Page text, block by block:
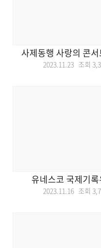
사제동행 사랑의 콘
2023.11.23 조회
유네스코 국제기
2023.11.16 조회